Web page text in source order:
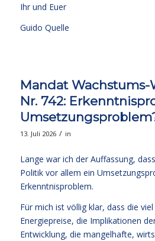
Ihr und Euer
Guido Quelle
Mandat Wachstums-
Nr. 742:
13. Juli 2026 / in
Lange war ich der Auffassung,
Politik vor allem ein
Erkenntnisproblem.
Für mich ist völlig klar, dass die
Energiepreise, die Implikationen
Entwicklung, die mangelhafte,